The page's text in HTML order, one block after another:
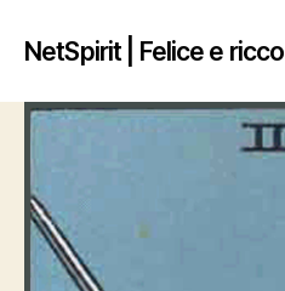
NetSpirit | Felice e ricco